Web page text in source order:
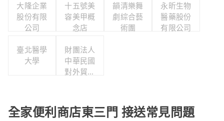
有限公司
大隆企業
股份有限
公司
十五號美
容美甲概
念店
韻清樂舞
劇綜合藝
術團
永昕生物
醫藥股份
有限公司
臺北醫學
大學
財團法人
中華民國
對外貿易
全家便利商店東三門 接送常見問題